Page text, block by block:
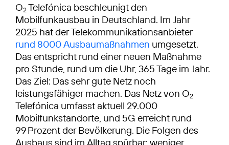
O2Telefónica beschleunigt den
Mobilfunkausbau in Deutschland. Im Jahr
2025 hat der Telekommunikationsanbieter
rund 8000 Ausbaumaßnahmen umgesetzt.
Das entspricht rund einer neuen Maßnahme
pro Stunde, rund um die Uhr, 365 Tage im Jahr.
Das Ziel: Das sehr gute Netz noch
leistungsfähiger machen. Das Netz von O2
Telefónica umfasst aktuell 29.000
Mobilfunkstandorte, und 5G erreicht rund
99 Prozent der Bevölkerung. Die Folgen des
Ausbaus sind im Alltag spürbar: weniger